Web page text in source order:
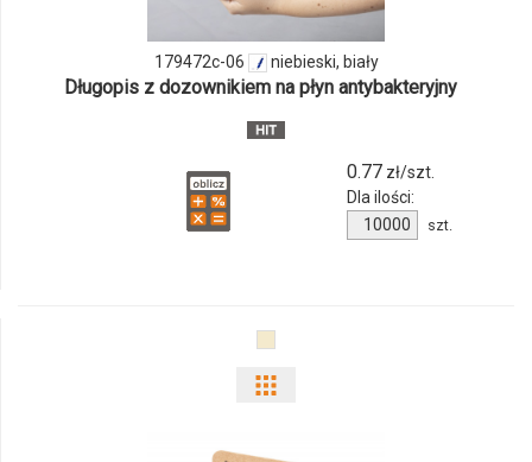
produktu
179472c-
06
179472c-06 niebieski, biały
Długopis z dozownikiem na płyn antybakteryjny
0.77zł/szt.
Dla ilości:
Ilość
produktu
szt.